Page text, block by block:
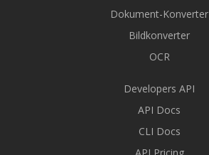
Dokument-Konverter
Bildkonverter
OCR
Developers API
API Docs
CLI Docs